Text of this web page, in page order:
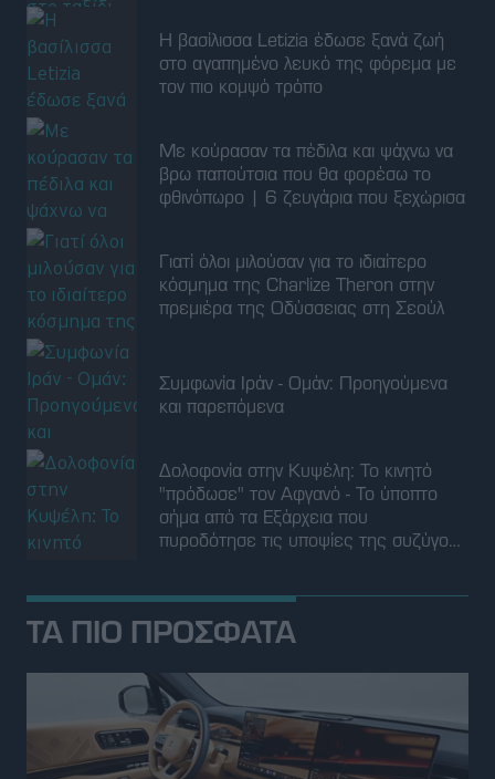
Γιατί όλοι μιλούσαν για το ιδιαίτερο
κόσμημα της Charlize Theron στην
Συμφωνία Ιράν - Ομάν: Προηγούμενα
και παρεπόμενα
Δολοφονία στην Κυψέλη: Το κινητό
"πρόδωσε" τον Αφγανό - Το ύποπτο
σήμα από τα Εξάρχεια που
ΤΑ ΠΙΟ ΠΡΟΣΦΑΤΑ